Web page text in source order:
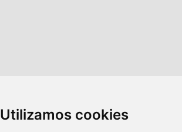
Utilizamos cookies